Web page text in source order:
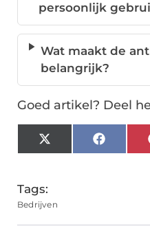
persoonlijk
Wat maakt de
belangrijk?
Goed artikel? Deel
X
(Twitter)
Tags:
Bedrijven